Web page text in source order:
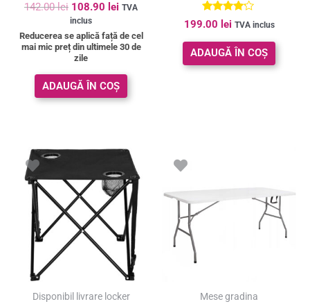
negru
142.00lei 108.90 lei TVA
inclus
Reducerea se aplică față de cel
mai mic preț din ultimele 30 de
zile
ADAUGĂ ÎN COȘ
Evaluat la
4.00
din 5
199.00 lei TVA inclus
ADAUGĂ ÎN COȘ
Disponibil livrare locker SUPER PREȚ!Mese gradina
fost:
229.00 lei.
159.01